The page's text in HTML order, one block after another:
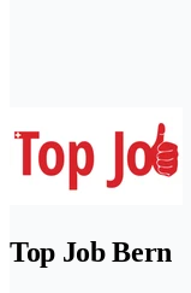
Top Job Bern